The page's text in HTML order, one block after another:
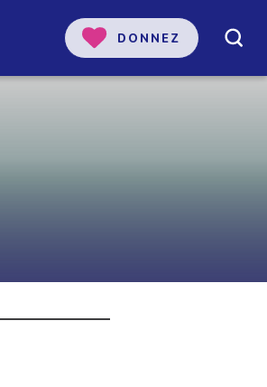
DONNEZ